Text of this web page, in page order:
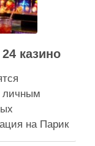
казино
личным
на Парик